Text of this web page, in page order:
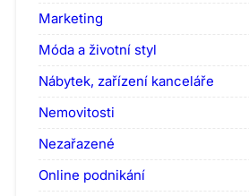
Marketing
Móda a životní styl
Nábytek, zařízení kanceláře
Nemovitosti
Nezařazené
Online podnikání